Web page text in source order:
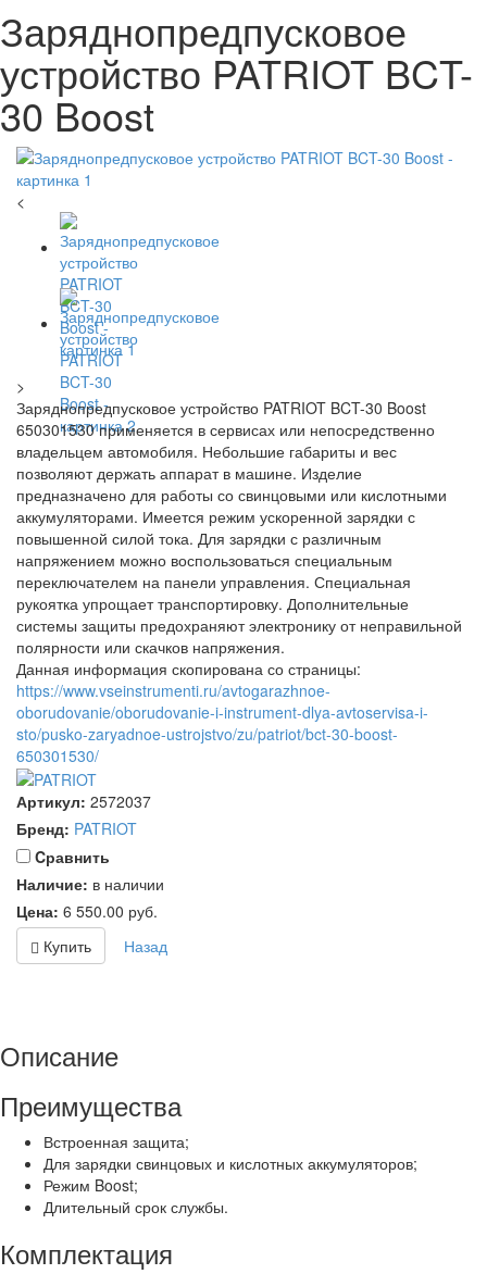
Заряднопредпусковое
устройство PATRIOT BCT-
30 Boost
<
>
Заряднопредпусковое устройство PATRIOT BCT-30 Boost
650301530 применяется в сервисах или непосредственно
владельцем автомобиля. Небольшие габариты и вес
позволяют держать аппарат в машине. Изделие
предназначено для работы со свинцовыми или кислотными
аккумуляторами. Имеется режим ускоренной зарядки с
повышенной силой тока. Для зарядки с различным
напряжением можно воспользоваться специальным
переключателем на панели управления. Специальная
рукоятка упрощает транспортировку. Дополнительные
системы защиты предохраняют электронику от неправильной
полярности или скачков напряжения.
Данная информация скопирована со страницы:
https://www.vseinstrumenti.ru/avtogarazhnoe-
oborudovanie/oborudovanie-i-instrument-dlya-avtoservisa-i-
sto/pusko-zaryadnoe-ustrojstvo/zu/patriot/bct-30-boost-
650301530/
Артикул: 2572037
Бренд: PATRIOT
Cравнить
Наличие: в наличии
Цена: 6 550.00 руб.
Купить
Назад
Описание
Преимущества
Встроенная защита;
Для зарядки свинцовых и кислотных аккумуляторов;
Режим Boost;
Длительный срок службы.
Комплектация